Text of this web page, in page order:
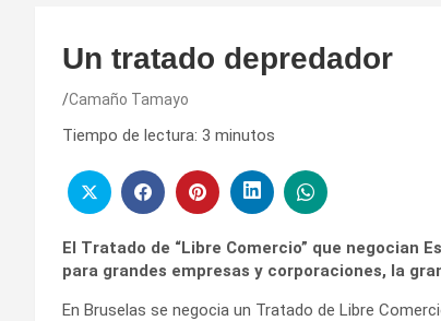
Un tratado depredador
Camaño Tamayo
Tiempo de lectura: 3 minutos
El Tratado de “Libre Comercio” que negocian
para grandes empresas y corporaciones, la
En Bruselas se negocia un Tratado de Libre